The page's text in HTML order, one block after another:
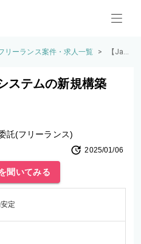
リーランス案件・求人一覧 >
【Jav
ステムの新規構築
託(フリーランス)
2025/01/06
聞いてみる
定